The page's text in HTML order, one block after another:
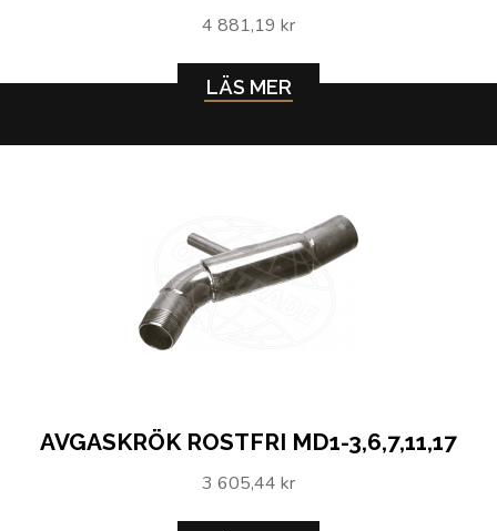
4 881,19 kr
LÄS MER
AVGASKRÖK ROSTFRI MD1-3,6,7,11,17
3 605,44 kr